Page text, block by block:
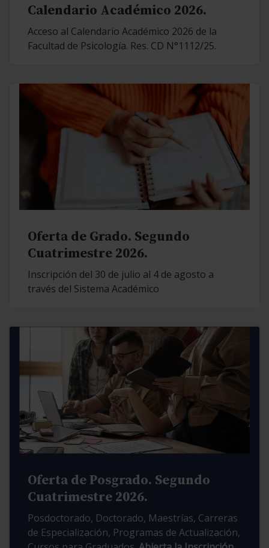
Calendario Académico 2026.
Acceso al Calendario Académico 2026 de la
Facultad de Psicología. Res. CD N°1112/25.
Oferta de Grado. Segundo
Cuatrimestre 2026.
Inscripción del 30 de julio al 4 de agosto a
través del Sistema Académico
Oferta de Posgrado. Segundo
Cuatrimestre 2026.
Posdoctorado, Doctorado, Maestrías, Carreras
de Especialización, Programas de Actualización,